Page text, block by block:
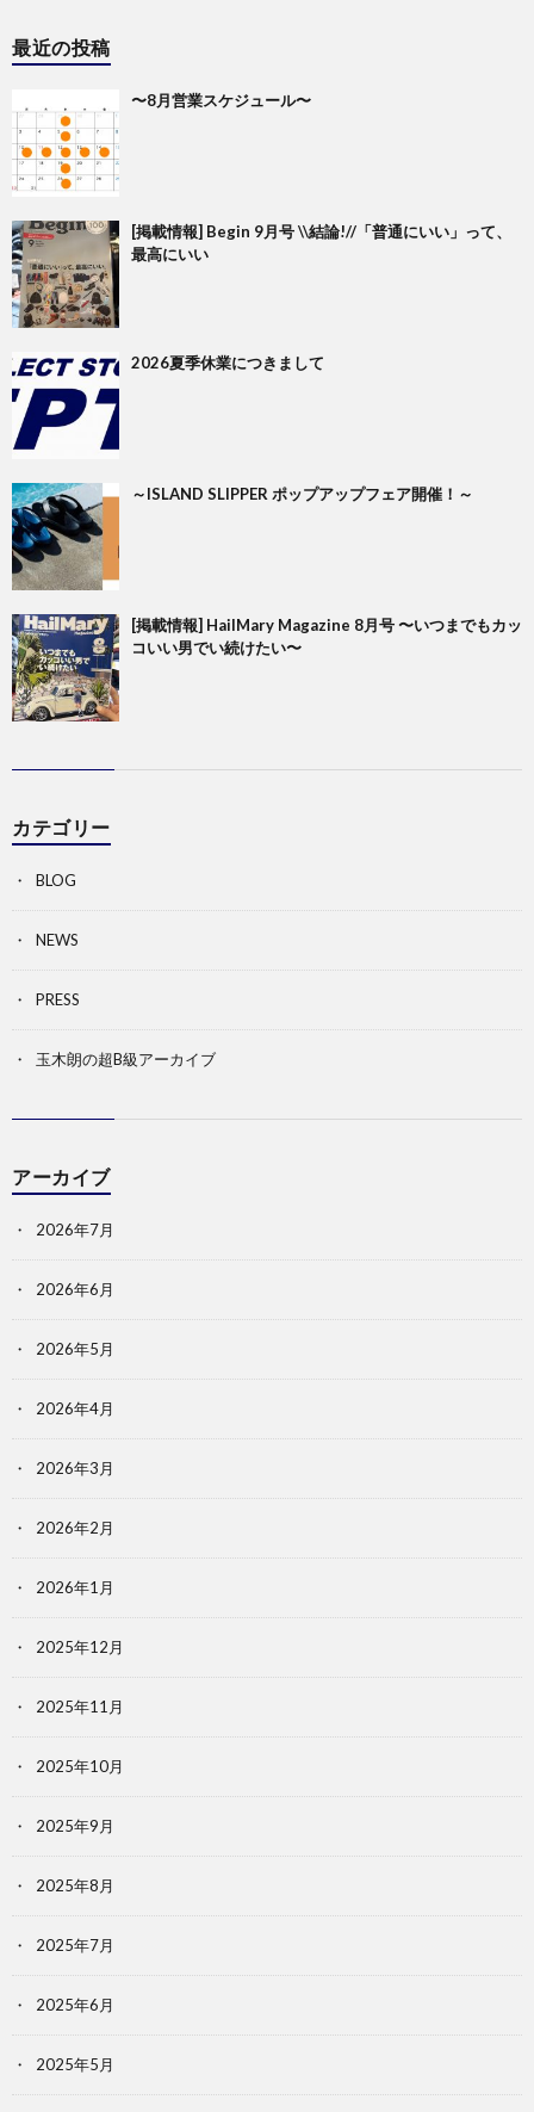
最近の投稿
〜8月営業スケジュール〜
[掲載情報] Begin 9月号 \\結論!//「普通にいい」って、
最高にいい
2026夏季休業につきまして
～ISLAND SLIPPER ポップアップフェア開催！～
[掲載情報] HailMary Magazine 8月号 〜いつまでもカッ
コいい男でい続けたい〜
カテゴリー
BLOG
NEWS
PRESS
玉木朗の超B級アーカイブ
アーカイブ
2026年7月
2026年6月
2026年5月
2026年4月
2026年3月
2026年2月
2026年1月
2025年12月
2025年11月
2025年10月
2025年9月
2025年8月
2025年7月
2025年6月
2025年5月